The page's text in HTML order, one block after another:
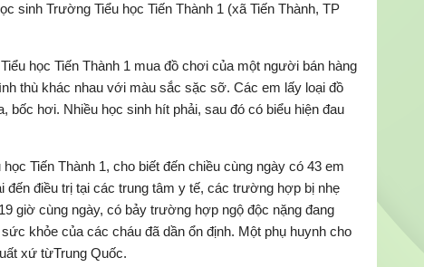
sinh Trường Tiểu học Tiến Thành 1 (xã Tiến Thành, TP
học Tiến Thành 1 mua đồ chơi của một người bán hàng
thù khác nhau với màu sắc sặc sỡ. Các em lấy loại đồ
hơi. Nhiều học sinh hít phải, sau đó có biểu hiện đau
Tiến Thành 1, cho biết đến chiều cùng ngày có 43 em
điều trị tại các trung tâm y tế, các trường hợp bị nhẹ
giờ cùng ngày, có bảy trường hợp ngộ độc nặng đang
khỏe của các cháu đã dần ổn định. Một phụ huynh cho
xứ từTrung Quốc.